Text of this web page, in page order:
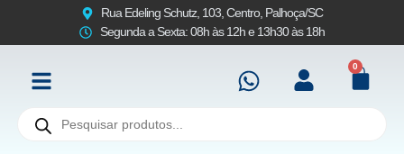
Rua Edeling Schutz, 103, Centro, Palhoça/SC
Segunda a Sexta: 08h às 12h e 13h30 às 18h
0